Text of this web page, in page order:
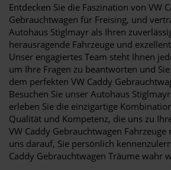
Entdecken Sie die Faszination von VW
Gebrauchtwagen für Freising, und
Autohaus Stiglmayr als Ihren
herausragende Fahrzeuge und
Unser engagiertes Team steht Ihnen
um Ihre Fragen zu beantworten und
dem perfekten VW Caddy
Besuchen Sie unser Autohaus
erleben Sie die einzigartige
Qualität und Kompetenz, die uns zu
VW Caddy Gebrauchtwagen
uns darauf, Sie persönlich
Caddy Gebrauchtwagen Träume wahr